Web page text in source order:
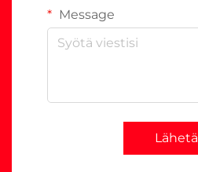
Message
Lähetä